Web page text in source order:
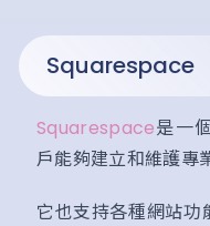
Squarespace
Squarespace是一
戶能夠建立和維護專
它也支持各種網站功